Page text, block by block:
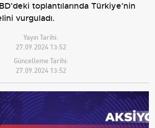
toplantılarında Türkiye'nin
vurguladı.
Yayın Tarihi:
27.09.2024 13:52
Güncelleme Tarihi:
27.09.2024 13:52